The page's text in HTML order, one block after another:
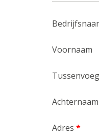
Voornaam
Achternaam
Adres *